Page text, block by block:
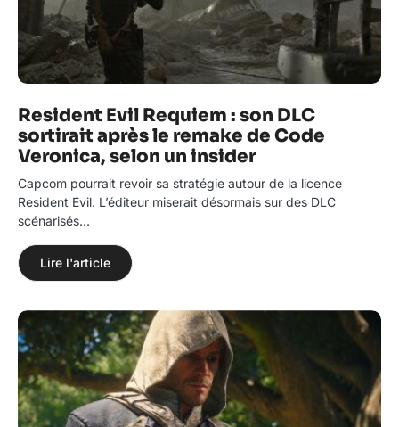
Resident Evil Requiem : son DLC
sortirait après le remake de Code
Veronica, selon un insider
Capcom pourrait revoir sa stratégie autour de la licence
Resident Evil. L’éditeur miserait désormais sur des DLC
scénarisés…
Lire l'article